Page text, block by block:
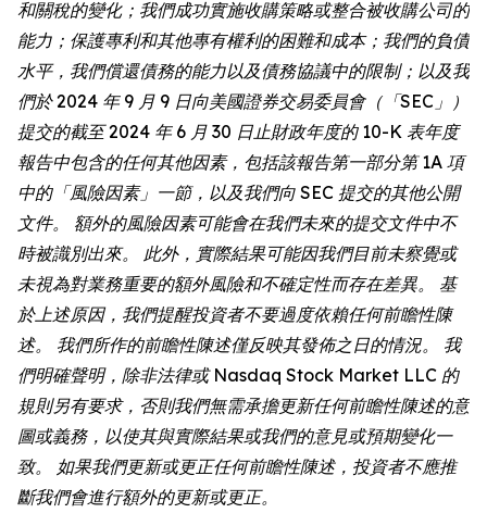
和關稅的變化；我們成功實施收購策略或整合被收購公司的
能力；保護專利和其他專有權利的困難和成本；我們的負債
水平，我們償還債務的能力以及債務協議中的限制；以及我
們於 2024 年 9 月 9 日向美國證券交易委員會（「SEC」）
提交的截至 2024 年 6 月 30 日止財政年度的 10-K 表年度
報告中包含的任何其他因素，包括該報告第一部分第 1A 項
中的「風險因素」一節，以及我們向 SEC 提交的其他公開
文件。 額外的風險因素可能會在我們未來的提交文件中不
時被識別出來。 此外，實際結果可能因我們目前未察覺或
未視為對業務重要的額外風險和不確定性而存在差異。 基
於上述原因，我們提醒投資者不要過度依賴任何前瞻性陳
述。 我們所作的前瞻性陳述僅反映其發佈之日的情況。 我
們明確聲明，除非法律或 Nasdaq Stock Market LLC 的
規則另有要求，否則我們無需承擔更新任何前瞻性陳述的意
圖或義務，以使其與實際結果或我們的意見或預期變化一
致。 如果我們更新或更正任何前瞻性陳述，投資者不應推
斷我們會進行額外的更新或更正。